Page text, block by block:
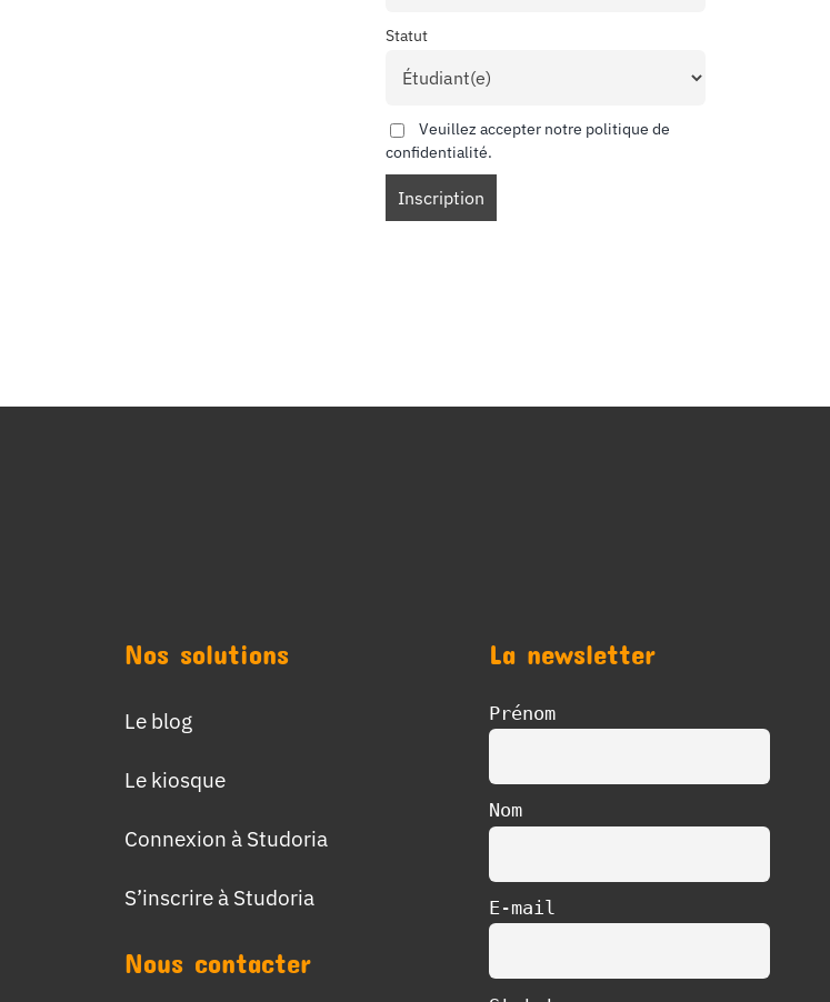
Statut
Veuillez accepter notre politique de
confidentialité.
Nos solutions
Le blog
Le kiosque
Connexion à Studoria
S’inscrire à Studoria
Nous contacter
La newsletter
Prénom
Nom
E-mail